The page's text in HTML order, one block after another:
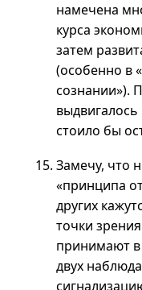
намечена
курса
затем
(особенно в
сознании»).
стоило бы
Замечу, что
«принципа
других
точки
принимают в
двух